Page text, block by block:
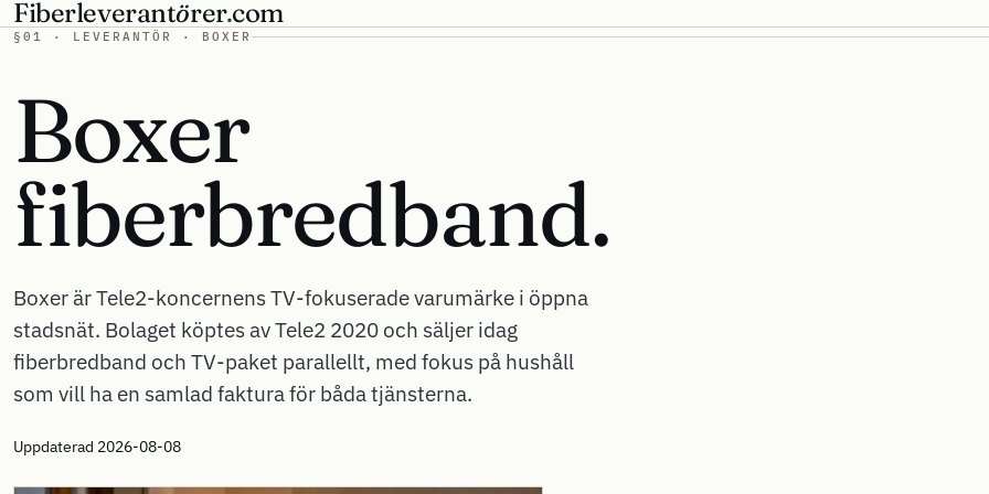
Fiberleverantörer.com
§01 · LEVERANTÖR · BOXER
Boxer
fiberbredband.
Boxer är Tele2-koncernens TV-fokuserade varumärke i öppna
stadsnät. Bolaget köptes av Tele2 2020 och säljer idag
fiberbredband och TV-paket parallellt, med fokus på hushåll
som vill ha en samlad faktura för båda tjänsterna.
Uppdaterad 2026-08-08